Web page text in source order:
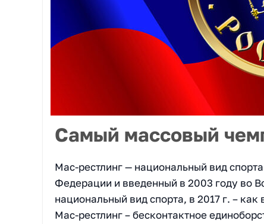
Самый массовый
Мас-рестлинг — национальный вид
Федерации и введенный в 2003 году во
национальный вид спорта, в 2017 г. – как
Мас-рестлинг – бесконтактное